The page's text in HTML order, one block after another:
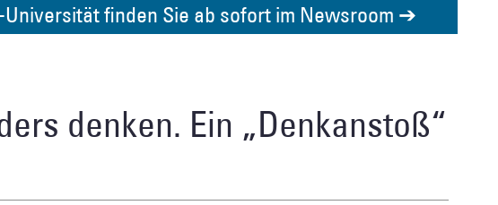
finden Sie ab sofort im Newsroom ➔
denken. Ein „Denkanstoß“